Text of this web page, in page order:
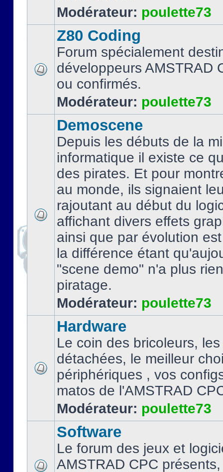
Modérateur: poulette73
Z80 Coding
Forum spécialement
développeurs AMSTRAD
ou confirmés.
Modérateur: poulette73
Demoscene
Depuis les débuts de la
informatique il existe ce
des pirates. Et pour
au monde, ils signaient
rajoutant au début du
affichant divers effets
ainsi que par évolution
la différence étant
"scene demo" n'a plus
piratage.
Modérateur: poulette73
Hardware
Le coin des bricoleurs,
détachées, le meilleur
périphériques , vos
matos de l'AMSTRAD
Modérateur: poulette73
Software
Le forum des jeux et
AMSTRAD CPC